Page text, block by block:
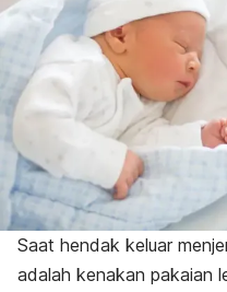
Saat hendak keluar
adalah kenakan pakaian